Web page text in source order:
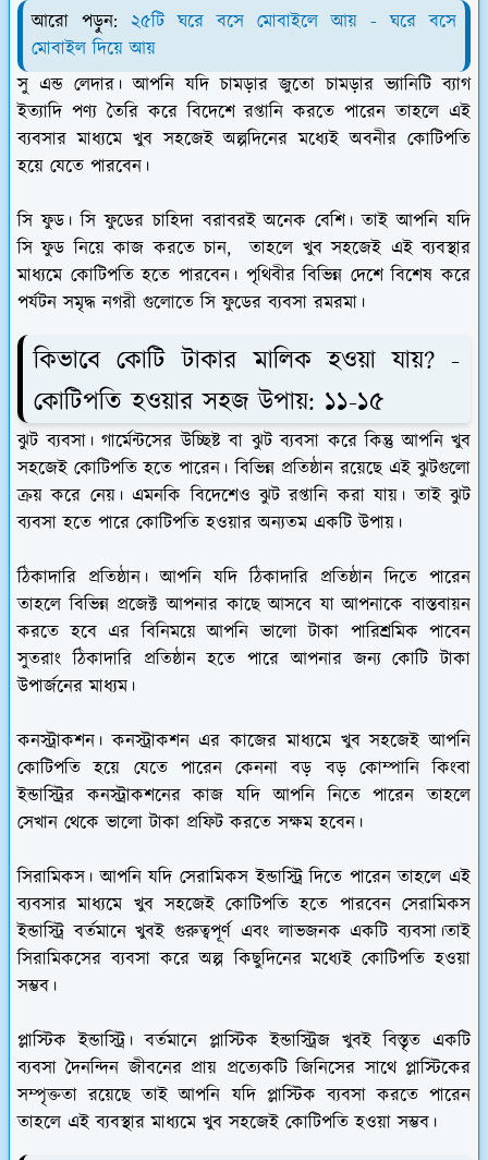
আরো পড়ুন: ২৫টি ঘরে বসে মোবাইলে আয় - ঘরে বসে
মোবাইল দিয়ে আয়
সু এন্ড লেদার।আপনি যদি চামড়ার জুতো চামড়ার ভ্যানিটি ব্যাগ
ইত্যাদি পণ্য তৈরি করে বিদেশে রপ্তানি করতে পারেন তাহলে এই
ব্যবসার মাধ্যমে খুব সহজেই অল্পদিনের মধ্যেই অবনীর কোটিপতি
হয়ে যেতে পারবেন।
সি ফুড।সি ফুডের চাহিদা বরাবরই অনেক বেশি। তাই আপনি যদি
সি ফুড নিয়ে কাজ করতে চান, তাহলে খুব সহজেই এই ব্যবস্থার
মাধ্যমে কোটিপতি হতে পারবেন। পৃথিবীর বিভিন্ন দেশে বিশেষ করে
পর্যটন সমৃদ্ধ নগরী গুলোতে সি ফুডের ব্যবসা রমরমা।
কিভাবে কোটি টাকার মালিক হওয়া যায়? -
কোটিপতি হওয়ার সহজ উপায়: ১১-১৫
ঝুট ব্যবসা। গার্মেন্টসের উচ্ছিষ্ট বা ঝুট ব্যবসা করে কিন্তু আপনি খুব
সহজেই কোটিপতি হতে পারেন। বিভিন্ন প্রতিষ্ঠান রয়েছে এই ঝুটগুলো
ক্রয় করে নেয়। এমনকি বিদেশেও ঝুট রপ্তানি করা যায়। তাই ঝুট
ব্যবসা হতে পারে কোটিপতি হওয়ার অন্যতম একটি উপায়।
ঠিকাদারি প্রতিষ্ঠান। আপনি যদি ঠিকাদারি প্রতিষ্ঠান দিতে পারেন
তাহলে বিভিন্ন প্রজেক্ট আপনার কাছে আসবে যা আপনাকে বাস্তবায়ন
করতে হবে এর বিনিময়ে আপনি ভালো টাকা পারিশ্রমিক পাবেন
সুতরাং ঠিকাদারি প্রতিষ্ঠান হতে পারে আপনার জন্য কোটি টাকা
উপার্জনের মাধ্যম।
কনস্ট্রাকশন।কনস্ট্রাকশন এর কাজের মাধ্যমে খুব সহজেই আপনি
কোটিপতি হয়ে যেতে পারেন কেননা বড় বড় কোম্পানি কিংবা
ইন্ডাস্ট্রির কনস্ট্রাকশনের কাজ যদি আপনি নিতে পারেন তাহলে
সেখান থেকে ভালো টাকা প্রফিট করতে সক্ষম হবেন।
সিরামিকস। আপনি যদি সেরামিকস ইন্ডাস্ট্রি দিতে পারেন তাহলে এই
ব্যবসার মাধ্যমে খুব সহজেই কোটিপতি হতে পারবেন সেরামিকস
ইন্ডাস্ট্রি বর্তমানে খুবই গুরুত্বপূর্ণ এবং লাভজনক একটি ব্যবসা।তাই
সিরামিকসের ব্যবসা করে অল্প কিছুদিনের মধ্যেই কোটিপতি হওয়া
সম্ভব।
প্লাস্টিক ইন্ডাস্ট্রি। বর্তমানে প্লাস্টিক ইন্ডাস্ট্রিজ খুবই বিস্তৃত একটি
ব্যবসা দৈনন্দিন জীবনের প্রায় প্রত্যেকটি জিনিসের সাথে প্লাস্টিকের
সম্পৃক্ততা রয়েছে তাই আপনি যদি প্লাস্টিক ব্যবসা করতে পারেন
তাহলে এই ব্যবস্থার মাধ্যমে খুব সহজেই কোটিপতি হওয়া সম্ভব।